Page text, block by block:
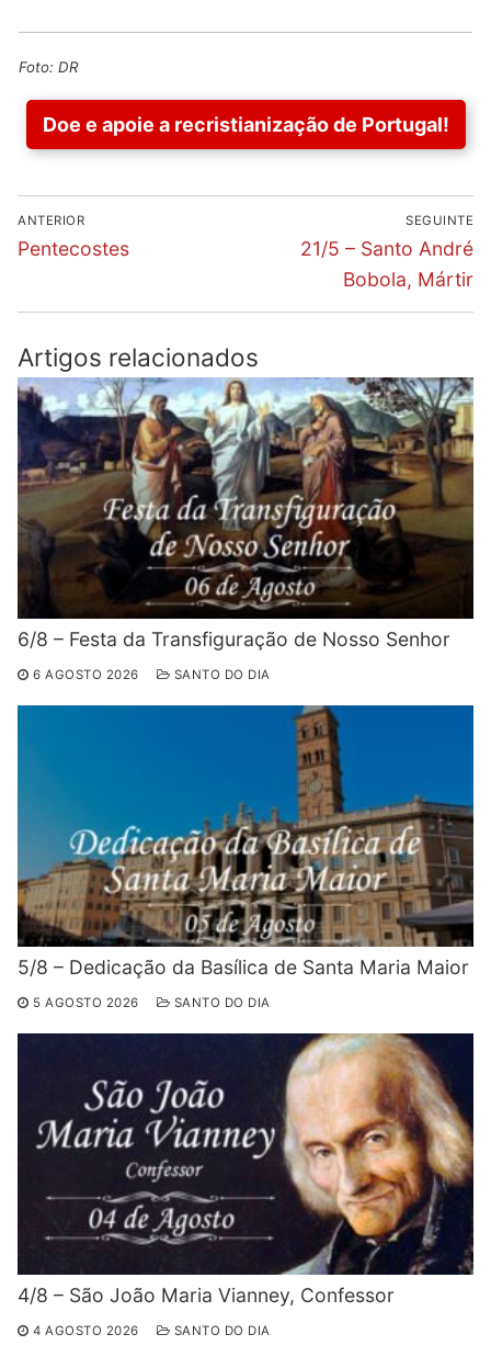
Foto: DR
Doe e apoie a recristianização de Portugal!
Navegação
de
ANTERIOR
Previous
Pentecostes
SEGUINTE
Next
21/5 – Santo André
Bobola, Mártir
Artigos relacionados
6/8 – Festa da Transfiguração de Nosso Senhor
6 AGOSTO 2026 SANTO DO DIA
5/8 – Dedicação da Basílica de Santa Maria Maior
5 AGOSTO 2026 SANTO DO DIA
4/8 – São João Maria Vianney, Confessor
4 AGOSTO 2026 SANTO DO DIA